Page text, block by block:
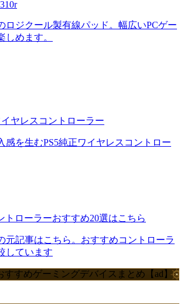
ロジクール製有線パッド。幅広いPCゲー
しめます。
イヤレスコントローラー
感を生むPS5純正ワイヤレスコントロー
トローラーおすすめ20選はこちら
元記事はこちら。おすすめコントローラ
しています
すすめゲーミングデバイスまとめ【ad】